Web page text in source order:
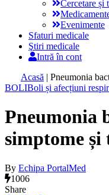
Cercetare și
Evenimente
Sfaturi medicale
Ştiri medicale
Intră în cont
Acasă | Pneumonia
BOLIBoli și afecțiuni
Pneumonia
simptome
By Echipa PortalMed
1006
Share